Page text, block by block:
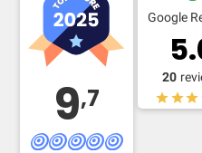
9,7
Google
20